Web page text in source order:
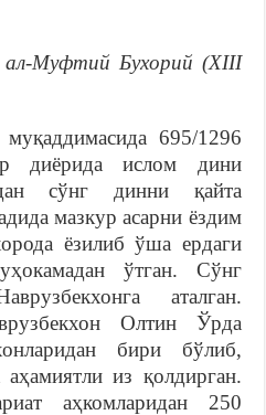
ал-Муфтий Бухорий (XIII
695/1296
диёрида ислом дини
сўнг динни қайта
мазкур асарни ёздим
ёзилиб ўша ердаги
ўтган. Сўнг
аталган.
Олтин Ўрда
бири бўлиб,
из қолдирган.
аҳкомларидан 250